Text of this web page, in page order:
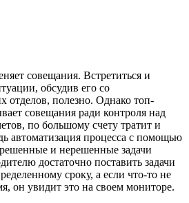
совещания. Встретиться и
обсудив его со
отделов, полезно. Однако топ-
совещания ради контроля над
по большому счету тратит и
автоматизация процесса с помощью
и нерешенные задачи
достаточно поставить задачи
сроку, а если что-то не
он увидит это на своем мониторе.